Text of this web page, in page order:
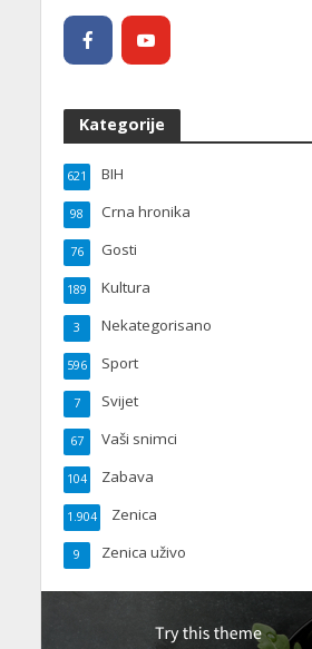
Kategorije
BIH
621
Crna hronika
98
Gosti
76
Kultura
189
Nekategorisano
3
Sport
596
Svijet
7
Vaši snimci
67
Zabava
104
Zenica
1.904
Zenica uživo
9